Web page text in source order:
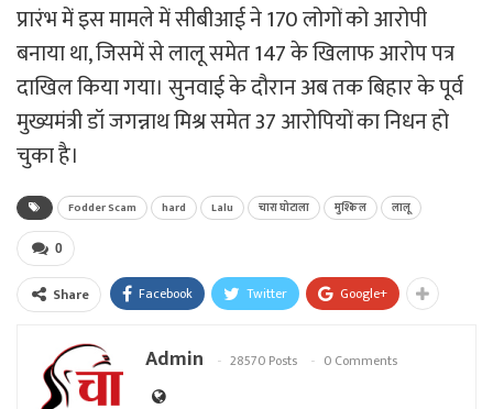
प्रारंभ में इस मामले में सीबीआई ने 170 लोगों को आरोपी
बनाया था, जिसमें से लालू समेत 147 के खिलाफ आरोप पत्र
दाखिल किया गया। सुनवाई के दौरान अब तक बिहार के पूर्व
मुख्यमंत्री डॉ जगन्नाथ मिश्र समेत 37 आरोपियों का निधन हो
चुका है।
Fodder Scam hard Lalu चारा घोटाला मुश्किल लालू
0
Share Facebook Twitter Google+
Admin 28570 Posts 0 Comments